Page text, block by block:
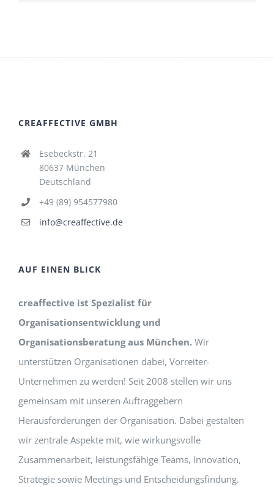
CREAFFECTIVE GMBH
Esebeckstr. 21
80637 München
Deutschland
+49 (89) 954577980
info@creaffective.de
AUF EINEN BLICK
creaffective ist Spezialist für
Organisationsentwicklung und
Organisationsberatung aus München. Wir
unterstützen Organisationen dabei, Vorreiter-
Unternehmen zu werden! Seit 2008 stellen wir uns
gemeinsam mit unseren Auftraggebern
Herausforderungen der Organisation. Dabei gestalten
wir zentrale Aspekte mit, wie wirkungsvolle
Zusammenarbeit, leistungsfähige Teams, Innovation,
Strategie sowie Meetings und Entscheidungsfindung.